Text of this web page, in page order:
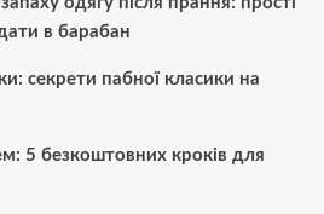
в барабан
секрети пабної класики на
5 безкоштовних кроків для